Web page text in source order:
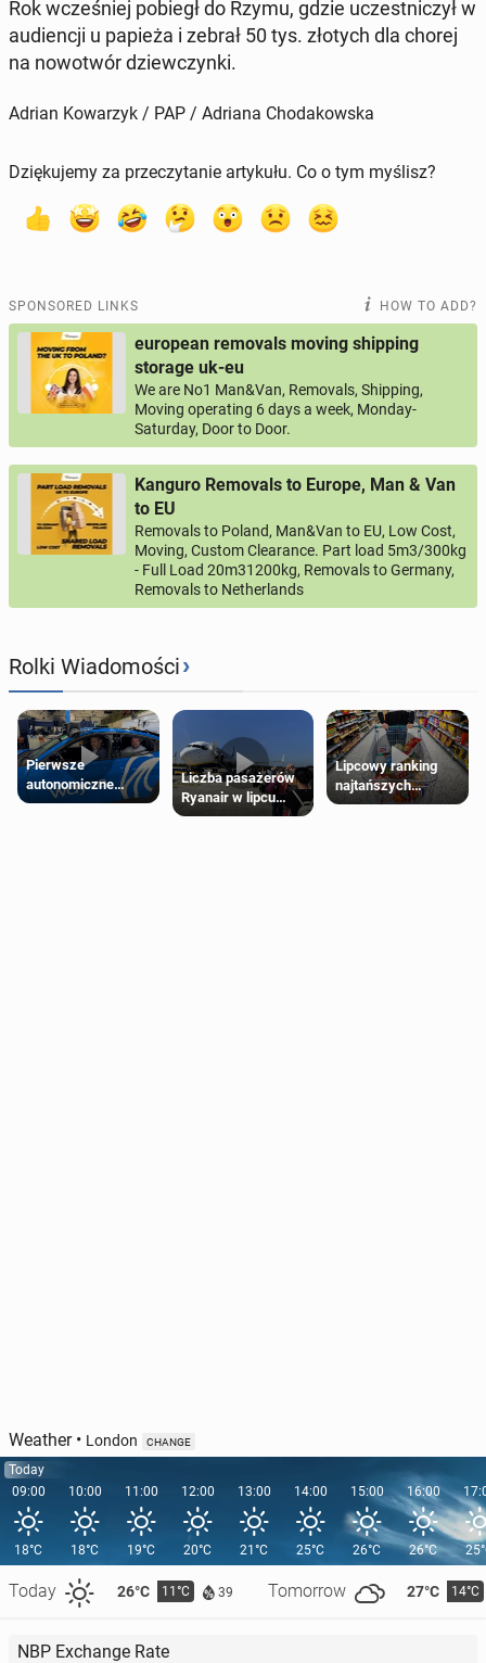
Rok wcześniej pobiegł do Rzymu, gdzie uczest­niczył w
au­di­encji u papieża i zebrał 50 tys. złotych dla chorej
na nowotwór dziew­czyn­ki.
Adrian Kowarzyk / PAP / Adriana Chodakowska
Dziękujemy za przeczytanie artykułu. Co o tym myślisz?
SPONSORED LINKS HOW TO ADD?
european removals moving shipping
storage uk-eu
We are No1 Man&Van, Removals, Shipping,
Moving operating 6 days a week, Monday-
Saturday, Door to Door.
Kanguro Removals to Europe, Man & Van
to EU
Removals to Poland, Man&Van to EU, Low Cost,
Moving, Custom Clearance. Part load 5m3/300kg
- Full Load 20m31200kg, Removals to Germany,
Removals to Netherlands
Rolki Wiadomości›
Pierwsze
autonomiczne
Ubery pojawią się
Liczba pasażerów
Ryanair w lipcu
pobiła rekord
Lipcowy ranking
najtańszych
supermarketów
Weather• London CHANGE
Today
09:00
18°C
Today 26°C 11°C 39 Tomorrow 27°C 14°C
10:00
18°C
11:00
19°C
12:00
20°C
13:00
21°C
14:00
25°C
15:00
26°C
16:00
26°C
NBP Exchange Rate